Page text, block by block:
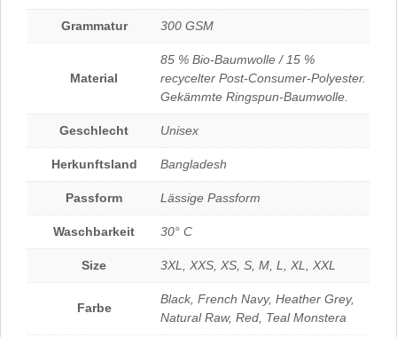
Grammatur 300 GSM
Material
85 % Bio-Baumwolle / 15 %
recycelter Post-Consumer-Polyester.
Gekämmte Ringspun-Baumwolle.
Geschlecht Unisex
Herkunftsland Bangladesh
Passform Lässige Passform
Waschbarkeit 30° C
Size 3XL, XXS, XS, S, M, L, XL, XXL
Farbe
Black, French Navy, Heather Grey,
Natural Raw, Red, Teal Monstera